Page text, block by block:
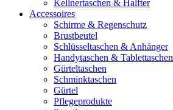
Kellnertaschen & Halfter
Accessoires
Schirme & Regenschutz
Brustbeutel
Schlüsseltaschen & Anhänger
Handytaschen & Tablettaschen
Gürteltaschen
Schminktaschen
Gürtel
Pflegeprodukte